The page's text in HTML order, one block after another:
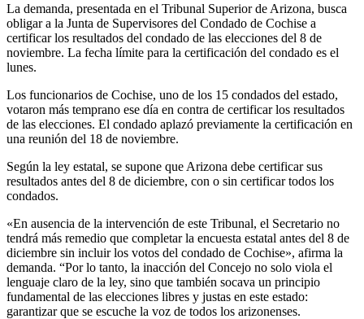
La demanda, presentada en el Tribunal Superior de Arizona, busca
obligar a la Junta de Supervisores del Condado de Cochise a
certificar los resultados del condado de las elecciones del 8 de
noviembre. La fecha límite para la certificación del condado es el
lunes.
Los funcionarios de Cochise, uno de los 15 condados del estado,
votaron más temprano ese día en contra de certificar los resultados
de las elecciones. El condado aplazó previamente la certificación en
una reunión del 18 de noviembre.
Según la ley estatal, se supone que Arizona debe certificar sus
resultados antes del 8 de diciembre, con o sin certificar todos los
condados.
«En ausencia de la intervención de este Tribunal, el Secretario no
tendrá más remedio que completar la encuesta estatal antes del 8 de
diciembre sin incluir los votos del condado de Cochise», afirma la
demanda. “Por lo tanto, la inacción del Concejo no solo viola el
lenguaje claro de la ley, sino que también socava un principio
fundamental de las elecciones libres y justas en este estado:
garantizar que se escuche la voz de todos los arizonenses.